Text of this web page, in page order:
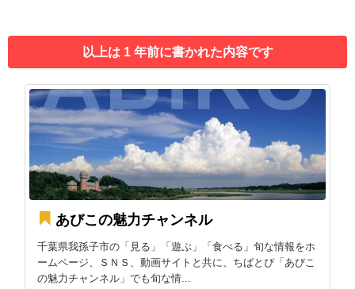
以上は 1 年前に書かれた内容です
あびこの魅力チャンネル
千葉県我孫子市の「見る」「遊ぶ」「食べる」旬な情報をホ
ームページ、ＳＮＳ、動画サイトと共に、ちばとぴ「あびこ
の魅力チャンネル」でも旬な情...